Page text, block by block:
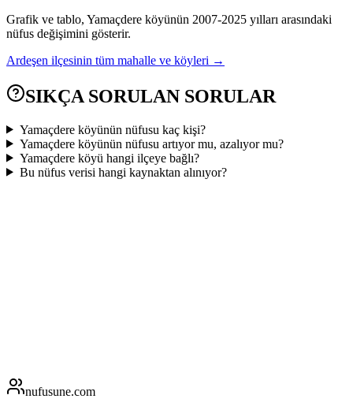
Grafik ve tablo, Yamaçdere köyünün 2007-2025 yılları arasındaki
nüfus değişimini gösterir.
Ardeşen ilçesinin tüm mahalle ve köyleri →
SIKÇA SORULAN SORULAR
Yamaçdere köyünün nüfusu kaç kişi?
Yamaçdere köyünün nüfusu artıyor mu, azalıyor mu?
Yamaçdere köyü hangi ilçeye bağlı?
Bu nüfus verisi hangi kaynaktan alınıyor?
nufusune.com